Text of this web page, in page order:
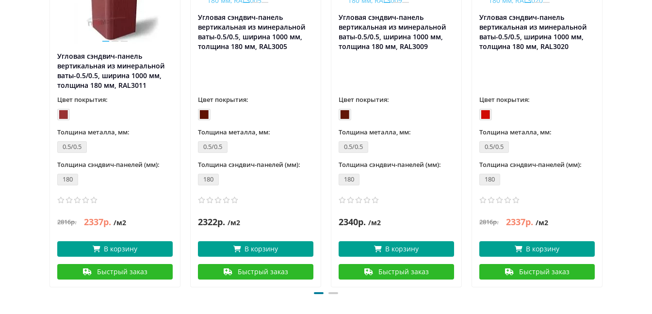
Угловая сэндвич-панель
вертикальная из минеральной
ваты-0.5/0.5, ширина 1000 мм,
толщина 180 мм, RAL3011
Цвет покрытия:
Толщина металла, мм:
0.5/0.5
Толщина сэндвич-панелей (мм):
180
2816р. 2337р. /м2
В корзину
Быстрый заказ
Угловая сэндвич-панель
вертикальная из минеральной
ваты-0.5/0.5, ширина 1000 мм,
толщина 180 мм, RAL3005
Цвет покрытия:
Толщина металла, мм:
0.5/0.5
Толщина сэндвич-панелей (мм):
180
2322р. /м2
В корзину
Быстрый заказ
Угловая сэндвич-панель
вертикальная из минеральной
ваты-0.5/0.5, ширина 1000 мм,
толщина 180 мм, RAL3009
Цвет покрытия:
Толщина металла, мм:
0.5/0.5
Толщина сэндвич-панелей (мм):
180
2340р. /м2
В корзину
Быстрый заказ
Угловая сэндвич-панель
вертикальная из минеральной
ваты-0.5/0.5, ширина 1000 мм,
толщина 180 мм, RAL3020
Цвет покрытия:
Толщина металла, мм:
0.5/0.5
Толщина сэндвич-панелей (мм):
180
2816р. 2337р. /м2
В корзину
Быстрый заказ